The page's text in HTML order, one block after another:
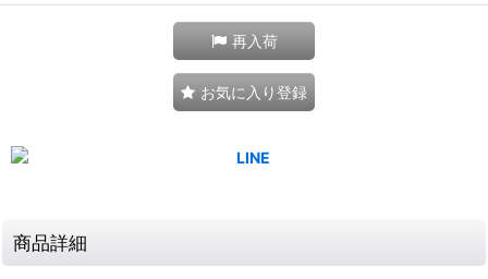
再入荷
お気に入り登録
商品詳細